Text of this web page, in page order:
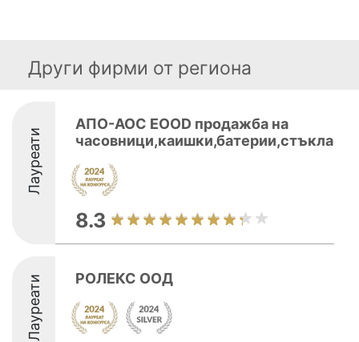
Други фирми от региона
Лауреати
AПО-АОС EOOD продажба на
часовници,каишки,батерии,стъкла
8.3
Лауреати РОЛЕКС ООД